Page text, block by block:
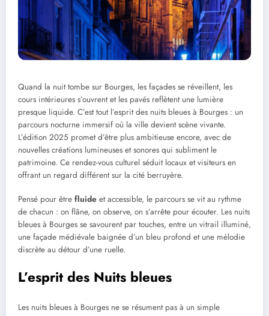
Quand la nuit tombe sur Bourges, les façades se réveillent, les
cours intérieures s’ouvrent et les pavés reflètent une lumière
presque liquide. C’est tout l’esprit des nuits bleues à Bourges : un
parcours nocturne immersif où la ville devient scène vivante.
L’édition 2025 promet d’être plus ambitieuse encore, avec de
nouvelles créations lumineuses et sonores qui subliment le
patrimoine. Ce rendez-vous culturel séduit locaux et visiteurs en
offrant un regard différent sur la cité berruyère.
Pensé pour être fluide et accessible, le parcours se vit au rythme
de chacun : on flâne, on observe, on s’arrête pour écouter. Les nuits
bleues à Bourges se savourent par touches, entre un vitrail illuminé,
une façade médiévale baignée d’un bleu profond et une mélodie
discrète au détour d’une ruelle.
L’esprit des Nuits bleues
Les nuits bleues à Bourges ne se résument pas à un simple